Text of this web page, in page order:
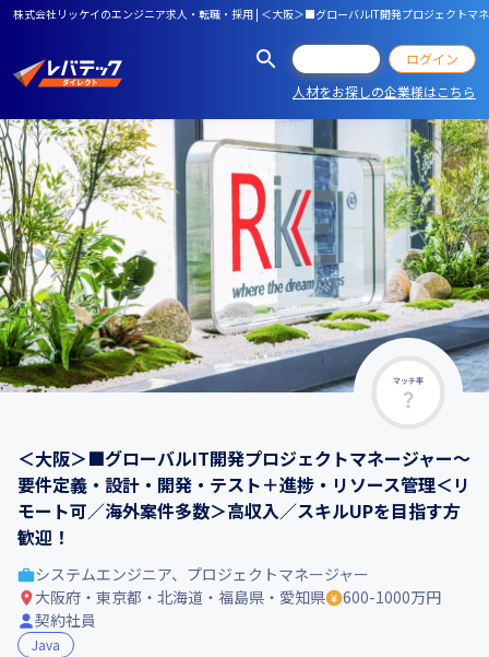
株式会社リッケイのエンジニア求人・転職・採用 | ＜大阪＞■グローバルIT開発プロジェクト
ログイン
人材をお探しの企業様はこちら
マッチ率
＜大阪＞■グローバルIT開発プロジェクトマネージャー～
要件定義・設計・開発・テスト＋進捗・リソース管理＜リ
モート可／海外案件多数＞高収入／スキルUPを目指す方
歓迎！
システムエンジニア、プロジェクトマネージャー
大阪府・東京都・北海道・福島県・愛知県
600-1000万円
契約社員
Java